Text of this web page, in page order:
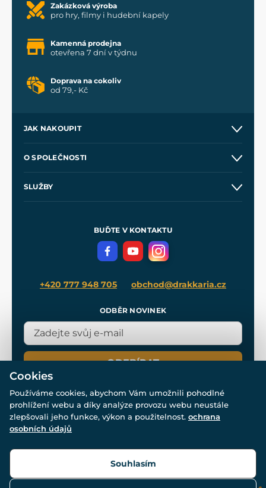
Zakázková výroba
pro hry, filmy i hudební kapely
Kamenná prodejna
otevřena 7 dní v týdnu
Doprava na cokoliv
od 79,- Kč
JAK NAKOUPIT
Velkoobchod
O SPOLEČNOSTI
SLUŽBY
Meče pro Kingdom Come
BUĎTE V KONTAKTU
+420 777 948 705 obchod@drakkaria.cz
ODBĚR NOVINEK
ODEBÍRAT
© Všechna práva vyhrazena. www.drakkaria.cz 2007-2026.
Cookies
Používáme cookies, abychom Vám umožnili pohodlné
prohlížení webu a díky analýze provozu webu neustále
zlepšovali jeho funkce, výkon a použitelnost. ochrana
osobních údajů
Souhlasím